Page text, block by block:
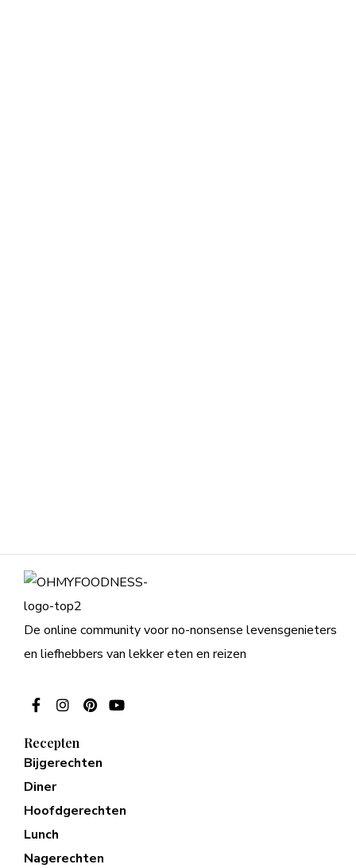
De online community voor no-nonsense levensgenieters
en liefhebbers van lekker eten en reizen
Recepten
Bijgerechten
Diner
Hoofdgerechten
Lunch
Nagerechten